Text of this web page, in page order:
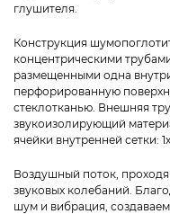
глушителя.
Конструкция
концентрическими
размещенными одна
перфорированную
стеклотканью. Внешняя
звукоизолирующий
ячейки внутренней сетки:
Воздушный поток, проходя
звуковых колебаний.
шум и вибрация,